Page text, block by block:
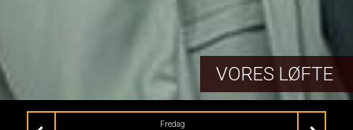
VORES LØFTE
Fredag